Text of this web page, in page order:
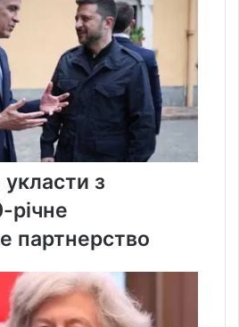
укласти з
партнерство